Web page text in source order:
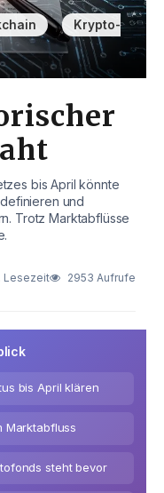
,
Krypto-
bis April könnte
und
Trotz Marktabflüsse
Lesezeit 2953 Aufrufe
bis April klären
Marktabfluss
steht bevor